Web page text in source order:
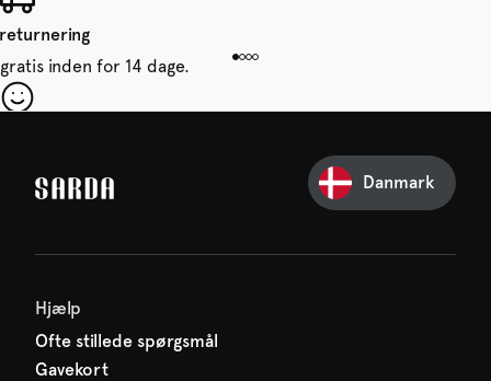
inden for 14 dage.
allerede på dig!
Danmark
Hjælp
Ofte stillede spørgsmål
Gavekort